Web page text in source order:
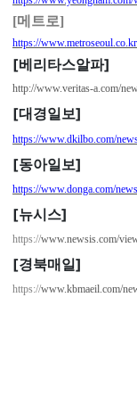
[메트로]
https://
[베리타스알파]
http://www.veritas-a.com/
[대경일보]
https://www.dkilbo.com/
[동아일보]
https://www.donga.com/
[뉴시스]
https://www.newsis.com/
[경북매일]
https://www.kbmaeil.com/